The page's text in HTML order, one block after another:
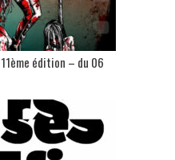
édition – du 06